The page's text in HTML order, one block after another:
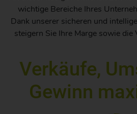
wichtige Bereiche Ihres
Dank unserer sicheren und
steigern Sie Ihre Marge sowie
Verkäufe,
Gewinn